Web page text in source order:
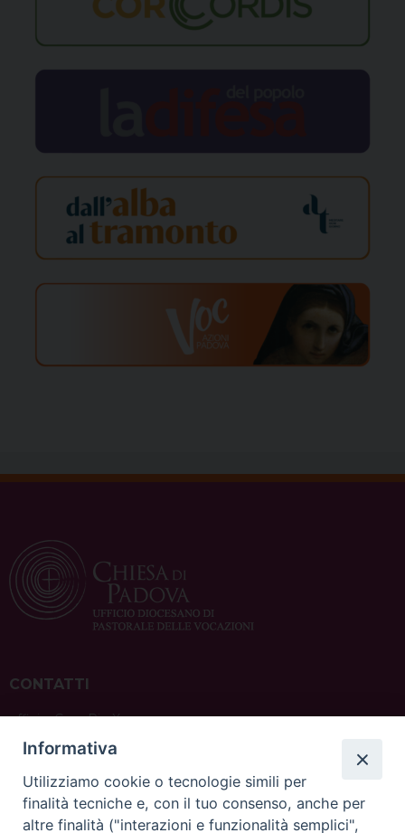
CONTATTI
ufficio: Casa Pio X
via Bonporti, 20 – 35141 Padova
tel: +39 351 619 2354
e mail:ufficiovocazionipadova@gmail.com
Informativa
Utilizziamo cookie o tecnologie simili per
finalità tecniche e, con il tuo consenso, anche per
altre finalità ("interazioni e funzionalità semplici",